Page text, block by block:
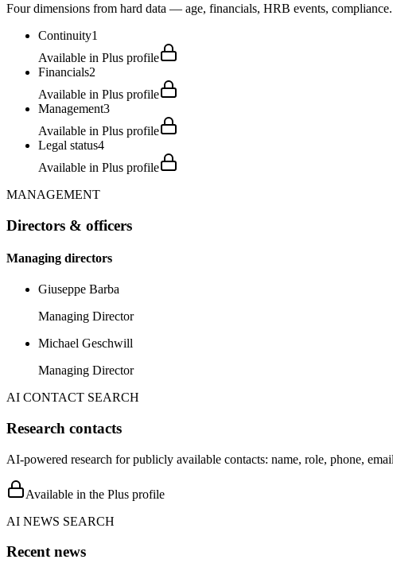
Four dimensions from hard data — age, financials, HRB events,
Continuity1
Available in Plus profile
Financials2
Available in Plus profile
Management3
Available in Plus profile
Legal status4
Available in Plus profile
MANAGEMENT
Directors & officers
Managing directors
Giuseppe Barba
Managing Director
Michael Geschwill
Managing Director
AI CONTACT SEARCH
Research contacts
AI-powered research for publicly available contacts: name, role, phone,
Available in the Plus profile
AI NEWS SEARCH
Recent news